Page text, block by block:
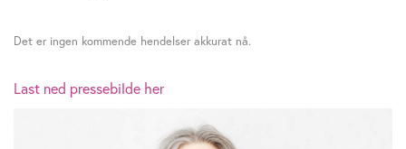
Det er ingen kommende hendelser akkurat nå.
Last ned pressebilde her